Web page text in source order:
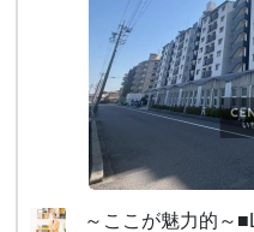
～ここが魅力的～